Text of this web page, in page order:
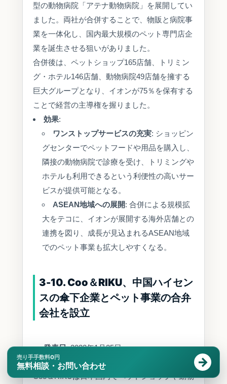
型の動物病院「アテナ動物病院」を展開してい
ました。両社が合併することで、物販と病院事
業を一体化し、国内最大規模のペット専門店企
業を誕生させる狙いがありました。
合併後は、ペットショップ165店舗、トリミン
グ・ホテル146店舗、動物病院49店舗を擁する
巨大グループとなり、イオンが75％を保有する
ことで経営の主導権を握りました。
効果:
ワンストップサービスの充実: ショッピン
グセンターでペットフードや用品を購入し、
隣接の動物病院で診療を受け、トリミングや
ホテルも利用できるという利便性の高いサー
ビスが提供可能となる。
ASEAN地域への展開: 合併による規模拡
大をテコに、イオンが展開する海外店舗との
連携を図り、成長が見込まれるASEAN地域
でのペット事業も拡大しやすくなる。
3-10. Coo＆RIKU、中国ハイセン
スの傘下企業とペット事業の合弁
会社を設立
発表日: 2022年1月25日
背景・概要
Coo＆RIKUは日本国内でペットショップや動物
売り手手数料0円
無料相談・お問い合わせ